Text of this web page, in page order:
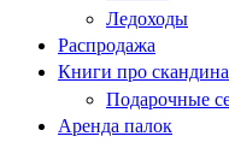
Ледоходы
Распродажа
Книги про
Подарочные
Аренда палок